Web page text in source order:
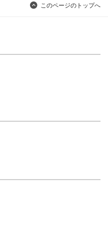
このページのトップへ